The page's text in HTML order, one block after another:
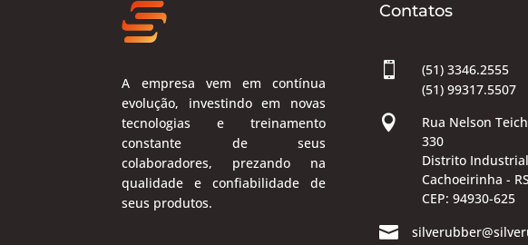
A empresa vem em contínua
evolução, investindo em novas
tecnologias e treinamento
constante de seus
colaboradores, prezando na
qualidade e confiabilidade de
seus produtos.
Contatos

(51) 3346.2555
(51) 99317.5507

Rua Nelson
330
Distrito
Cachoeirinha - RS
CEP: 94930-625
